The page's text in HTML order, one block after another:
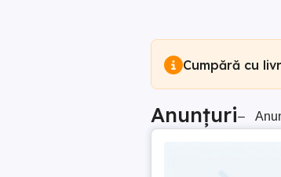
Cumpără cu
Anunțuri–